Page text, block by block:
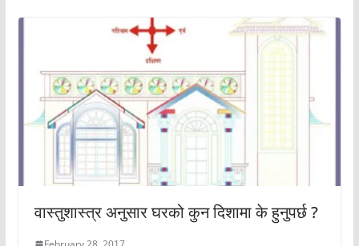
वास्तुशास्त्र अनुसार घरको कुन दिशामा के हुनुपर्छ ?